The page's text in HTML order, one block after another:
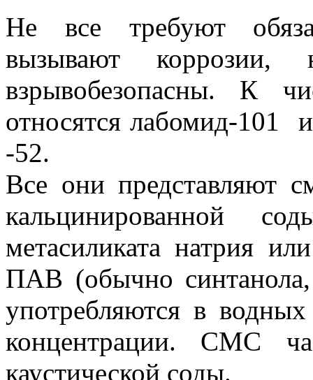
Не все требуют
вызывают
взрывобезопасны. К
относятся лабомид-
-52.
Все они представляют
кальцинированной
метасиликата натрия
ПАВ (обычно синтанола,
употребляются в
концентрации. CMC
каустической соды.